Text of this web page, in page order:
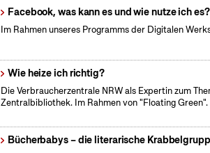
Facebook, was kann es und wie nutze ich es?
Im Rahmen unseres Programms der Digitalen
Wie heize ich richtig?
Die Verbraucherzentrale NRW als Expertin zum
Zentralbibliothek. Im Rahmen von "Floating Green".
Bücherbabys – die literarische